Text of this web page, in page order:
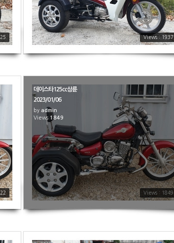
Views : 1937
Views : 1849
데이스타125cc삼륜
2023/01/06
by admin
Views 1849